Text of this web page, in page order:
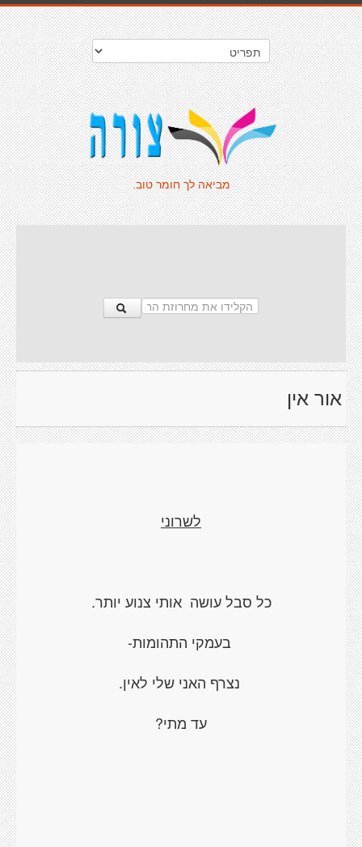
מביאה לך חומר טוב.
אור אין
לשרוני
כל סבל עושה אותי צנוע יותר.
בעמקי התהומות-
נצרף האני שלי לאין.
עד מתי?